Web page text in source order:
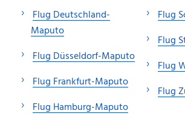
Flug Deutschland-
Maputo
Flug Düsseldorf-Maputo
Flug Frankfurt-Maputo
Flug Hamburg-Maputo
Flug
Flug
Flug
Flug